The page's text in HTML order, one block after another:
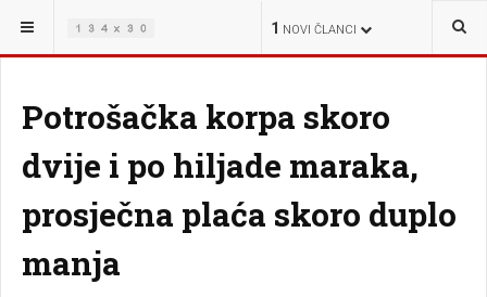
1 NOVI ČLANCI
NALAZITE SE OVDJE:
Potrošačka korpa skoro
dvije i po hiljade maraka,
prosječna plaća skoro duplo
manja